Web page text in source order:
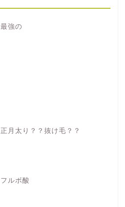
最強の
正月太り？？抜け毛？？
フルボ酸